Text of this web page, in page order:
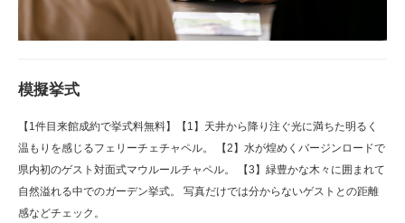
模擬挙式
【1件目来館成約で挙式料無料】【1】天井から降り注ぐ光に満ちた明るく
温もりを感じるフェリーチェチャペル。 【2】水が煌めくバージンロードで
県内初のゲスト対面式マウルールチャペル。 【3】緑豊かな木々に囲まれて
自然溢れる中でのガーデン挙式。 写真だけでは分からないゲストとの距離
感などチェック。